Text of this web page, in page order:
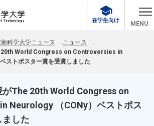
school
在学生向け MENU
科学大学ニュース
ニュース
20th World Congress on Controversies in
ストポスター賞を受賞しました
がThe 20th World Congress on
Neurology （CONy）ベストポス
ました